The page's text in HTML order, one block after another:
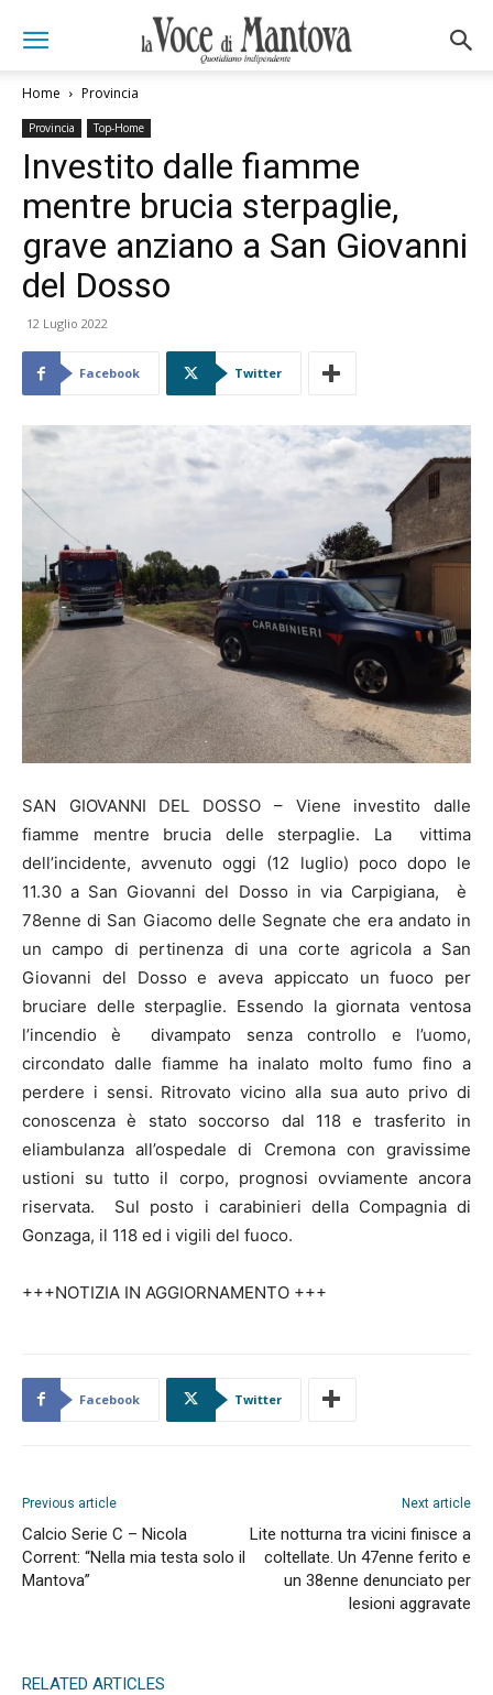
Home Provincia
Provincia Top-Home
Investito dalle fiamme
mentre brucia sterpaglie,
grave anziano a San Giovanni
del Dosso
12 Luglio 2022
Facebook Twitter
SAN GIOVANNI DEL DOSSO – Viene investito dalle
fiamme mentre brucia delle sterpaglie. La vittima
dell’incidente, avvenuto oggi (12 luglio) poco dopo le
11.30 a San Giovanni del Dosso in via Carpigiana, è
78enne di San Giacomo delle Segnate che era andato in
un campo di pertinenza di una corte agricola a San
Giovanni del Dosso e aveva appiccato un fuoco per
bruciare delle sterpaglie. Essendo la giornata ventosa
l’incendio è divampato senza controllo e l’uomo,
circondato dalle fiamme ha inalato molto fumo fino a
perdere i sensi. Ritrovato vicino alla sua auto privo di
conoscenza è stato soccorso dal 118 e trasferito in
eliambulanza all’ospedale di Cremona con gravissime
ustioni su tutto il corpo, prognosi ovviamente ancora
riservata. Sul posto i carabinieri della Compagnia di
Gonzaga, il 118 ed i vigili del fuoco.
+++NOTIZIA IN AGGIORNAMENTO +++
Facebook Twitter
Previous article
Calcio Serie C – Nicola
Corrent: “Nella mia testa solo il
Mantova”
Next article
Lite notturna tra vicini finisce a
coltellate. Un 47enne ferito e
un 38enne denunciato per
lesioni aggravate
RELATED ARTICLES